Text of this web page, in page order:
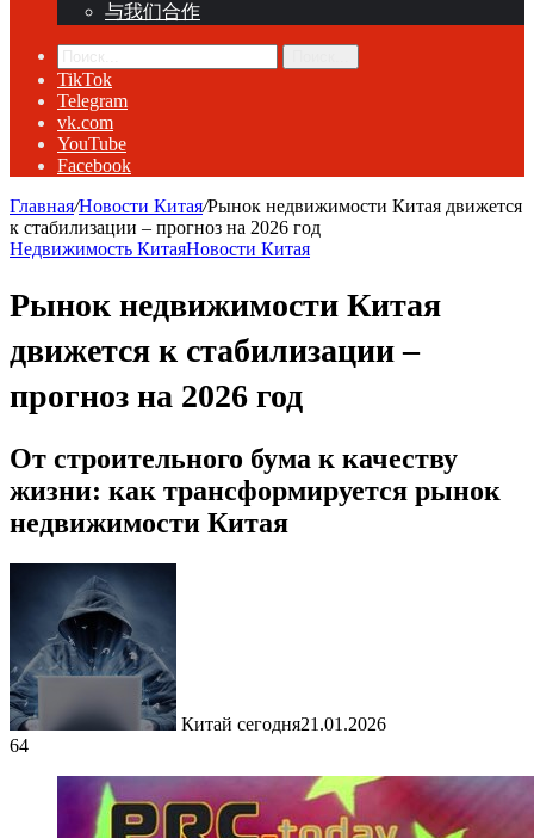
与我们合作
TikTok
Telegram
vk.com
YouTube
Facebook
Главная/Новости Китая/Рынок недвижимости Китая движется
к стабилизации – прогноз на 2026 год
Недвижимость КитаяНовости Китая
Рынок недвижимости Китая
движется к стабилизации –
прогноз на 2026 год
От строительного бума к качеству
жизни: как трансформируется рынок
недвижимости Китая
Китай сегодня21.01.2026
64